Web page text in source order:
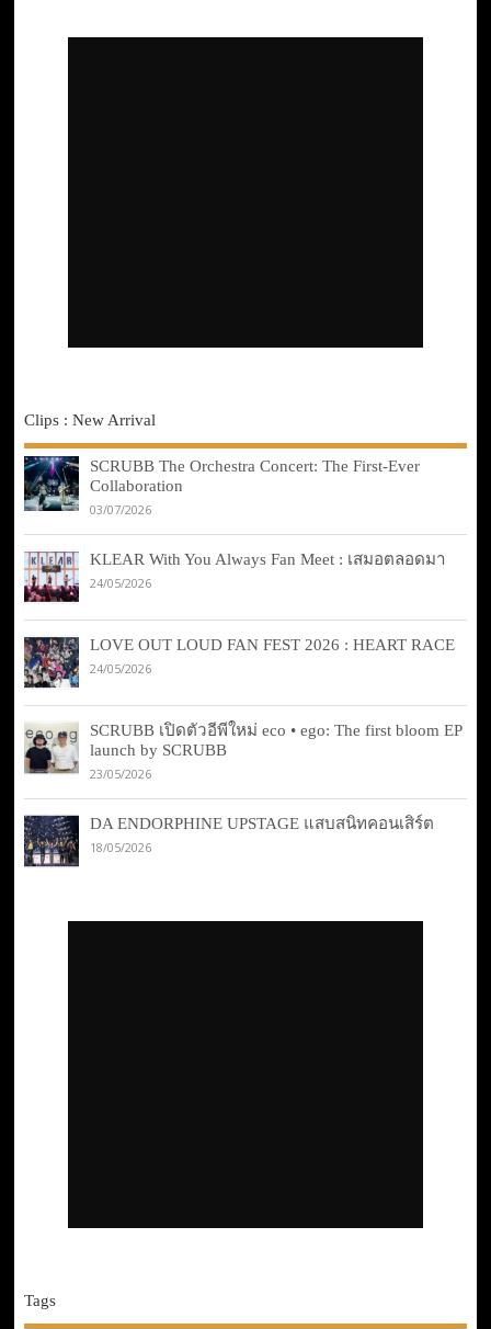
Clips : New Arrival
SCRUBB The Orchestra Concert: The First-Ever
Collaboration
03/07/2026
KLEAR With You Always Fan Meet : เสมอตลอดมา
24/05/2026
LOVE OUT LOUD FAN FEST 2026 : HEART RACE
24/05/2026
SCRUBB เปิดตัวอีพีใหม่ eco • ego: The first bloom EP
launch by SCRUBB
23/05/2026
DA ENDORPHINE UPSTAGE แสบสนิทคอนเสิร์ต
18/05/2026
Tags